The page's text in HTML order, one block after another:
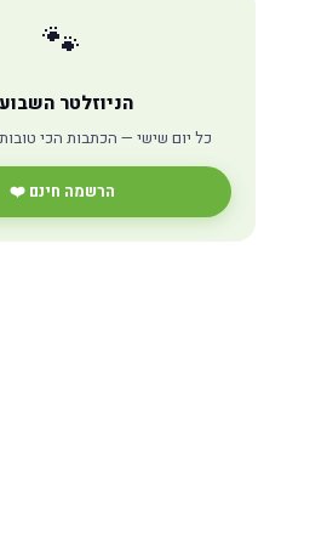
🐾
הניוזלטר
כל יום שישי — הכתבות הכי
הרשמה חינם ❤️